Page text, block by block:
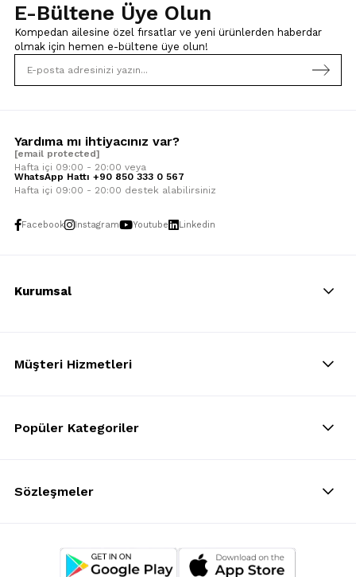
E-Bültene Üye Olun
Kompedan ailesine özel fırsatlar ve yeni ürünlerden haberdar
olmak için hemen e-bültene üye olun!
Yardıma mı ihtiyacınız var?
[email protected]
Hafta içi 09:00 - 20:00 veya
WhatsApp Hattı +90 850 333 0 567
Hafta içi 09:00 - 20:00 destek alabilirsiniz
Facebook Instagram Youtube Linkedin
Kurumsal
Müşteri Hizmetleri
Popüler Kategoriler
Sözleşmeler